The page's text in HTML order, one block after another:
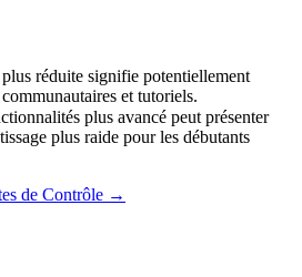
réduite signifie potentiellement
et tutoriels.
plus avancé peut présenter
plus raide pour les débutants
de Contrôle →